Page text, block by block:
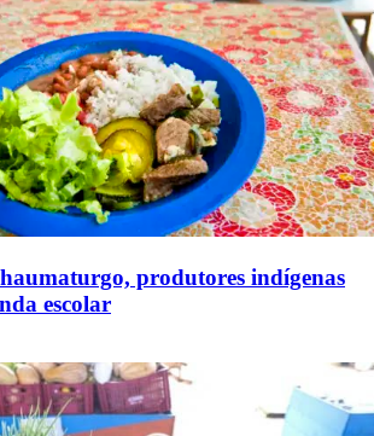
produtores indígenas
escolar